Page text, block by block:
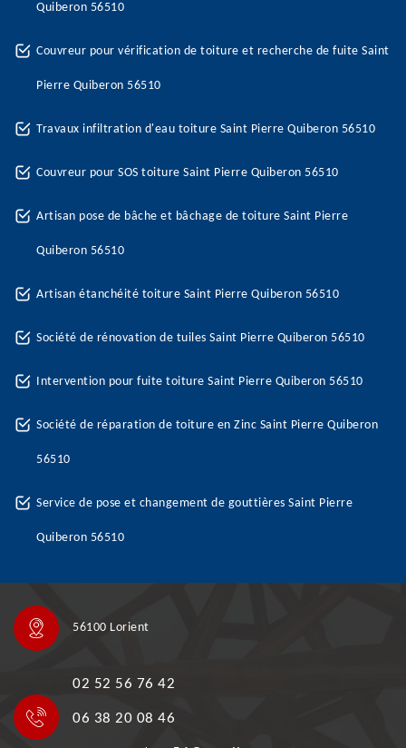
Quiberon 56510
Couvreur pour vérification de toiture et recherche de fuite Saint
Pierre Quiberon 56510
Travaux infiltration d'eau toiture Saint Pierre Quiberon 56510
Couvreur pour SOS toiture Saint Pierre Quiberon 56510
Artisan pose de bâche et bâchage de toiture Saint Pierre
Quiberon 56510
Artisan étanchéité toiture Saint Pierre Quiberon 56510
Société de rénovation de tuiles Saint Pierre Quiberon 56510
Intervention pour fuite toiture Saint Pierre Quiberon 56510
Société de réparation de toiture en Zinc Saint Pierre Quiberon
56510
Service de pose et changement de gouttières Saint Pierre
Quiberon 56510
56100 Lorient
02 52 56 76 42
06 38 20 08 46